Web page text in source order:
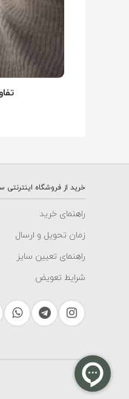
خرید از فروشگاه اینترنتی
راهنمای خرید
زمان تحویل و ارسال
راهنمای تعیین سایز
شرایط تعویض